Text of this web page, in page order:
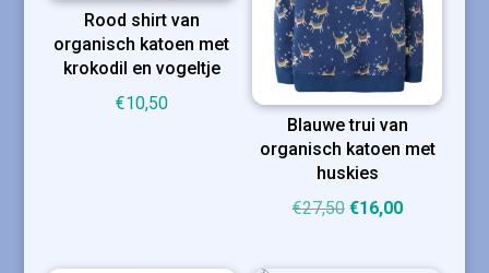
Rood shirt van
organisch katoen met
krokodil en vogeltje
€10,50
Blauwe trui van
organisch katoen met
huskies
€27,50 Oorspronkelijke
€16,00Huidige